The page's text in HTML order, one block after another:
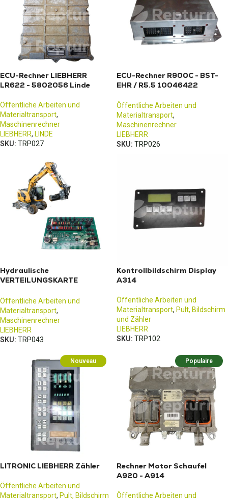
ECU-Rechner LIEBHERR
LR622 - 5802056 Linde
Öffentliche Arbeiten und
Materialtransport,
Maschinenrechner
LIEBHERR, LINDE
SKU: TRP027
ECU-Rechner R900C - BST-
EHR / R5.5 10046422
Öffentliche Arbeiten und
Materialtransport,
Maschinenrechner
LIEBHERR
SKU: TRP026
Hydraulische
VERTEILUNGSKARTE
Öffentliche Arbeiten und
Materialtransport,
Maschinenrechner
LIEBHERR
SKU: TRP043
Kontrollbildschirm Display
A314
Öffentliche Arbeiten und
Materialtransport, Pult, Bildschirm
und Zähler
LIEBHERR
SKU: TRP102
Nouveau
LITRONIC LIEBHERR Zähler
Öffentliche Arbeiten und
Materialtransport, Pult, Bildschirm
Populaire
Rechner Motor Schaufel
A920 - A914
Öffentliche Arbeiten und